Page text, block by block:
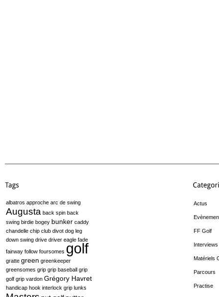
albatros approche arc de swing
Augusta back spin back
swing birdie bogey bunker caddy
chandelle chip club divot dog leg
down swing drive driver eagle fade
fairway follow foursomes golf
gratte green greenkeeper
greensomes grip grip baseball grip
golf grip vardon Grégory Havret
handicap hook interlock grip lunks
Actus
FF Golf
Interviews
Matériels
Parcours
Practise